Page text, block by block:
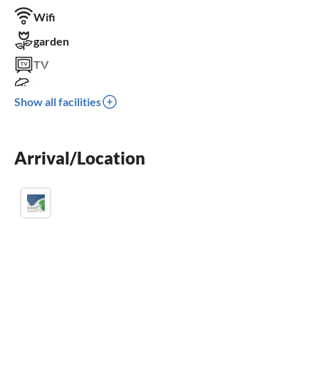
Wifi
garden
TV
washing machine
parking space
Show all facilities
Arrival/Location